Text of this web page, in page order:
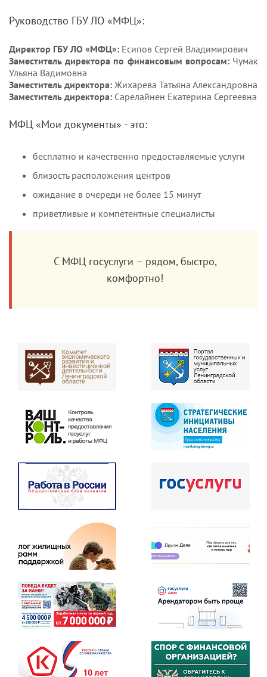
Руководство ГБУ ЛО «МФЦ»:
Директор ГБУ ЛО «МФЦ»: Есипов Сергей Владимирович
Заместитель директора по финансовым вопросам:Чумак
Ульяна Вадимовна
Заместитель директора: Жихарева Татьяна Александровна
Заместитель директора: Сарелайнен Екатерина Сергеевна
МФЦ «Мои документы» - это:
бесплатно и качественно предоставляемые услуги
близость расположения центров
ожидание в очереди не более 15 минут
приветливые и компетентные специалисты
С МФЦ госуслуги – рядом, быстро,
комфортно!